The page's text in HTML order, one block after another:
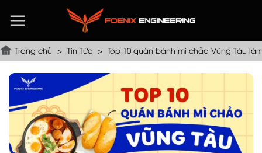
đến
dungTrang chủ > Tin Tức > Top 10 quán bánh mì chảo Vũng Tàu